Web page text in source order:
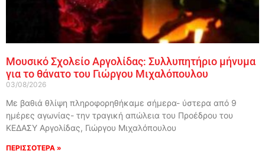
Μουσικό Σχολείο Αργολίδας: Συλλυπητήριο μήνυμα
για το θάνατο του Γιώργου Μιχαλόπουλου
03/08/2026
Με βαθιά θλίψη πληροφορηθήκαμε σήμερα- ύστερα από 9
ημέρες αγωνίας- την τραγική απώλεια του Προέδρου του
ΚΕΔΑΣΥ Αργολίδας, Γιώργου Μιχαλόπουλου
ΠΕΡΙΣΣΟΤΕΡΑ »